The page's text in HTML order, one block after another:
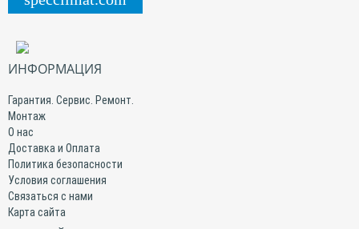
ИНФОРМАЦИЯ
Гарантия. Сервис. Ремонт.
Монтаж
О нас
Доставка и Оплата
Политика безопасности
Условия соглашения
Связаться с нами
Карта сайта